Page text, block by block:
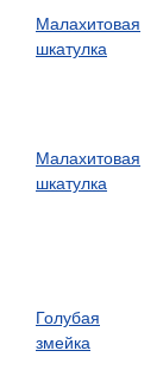
Малахитовая
шкатулка
Малахитовая
шкатулка
Голубая
змейка